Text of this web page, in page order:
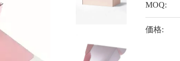
MOQ:
価格: